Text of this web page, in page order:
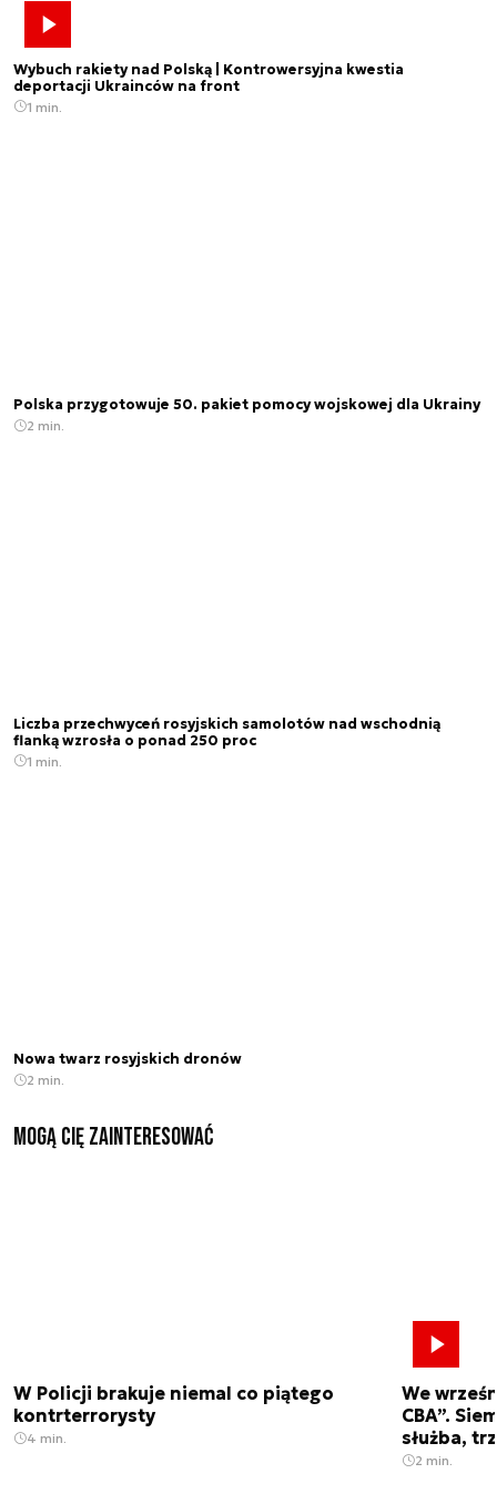
Wybuch rakiety nad Polską | Kontrowersyjna kwestia
deportacji Ukrainców na front
1 min.
Polska przygotowuje 50. pakiet pomocy wojskowej dla Ukrainy
2 min.
Liczba przechwyceń rosyjskich samolotów nad wschodnią
flanką wzrosła o ponad 250 proc
1 min.
Nowa twarz rosyjskich dronów
2 min.
Mogą Cię zainteresować
W Policji brakuje niemal co piątego
kontrterrorysty
4 min.
We
CBA”.
służba,
2 min.